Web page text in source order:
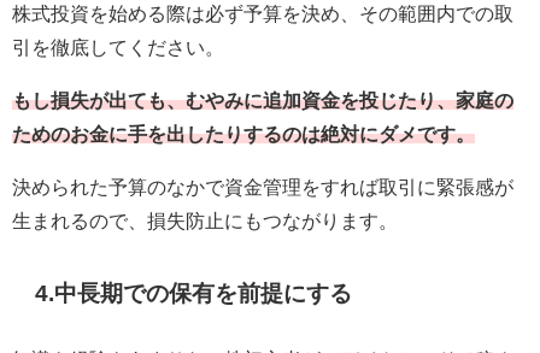
株式投資を始める際は必ず予算を決め、その範囲内での取
引を徹底してください。
もし損失が出ても、むやみに追加資金を投じたり、家庭の
ためのお金に手を出したりするのは絶対にダメです。
決められた予算のなかで資金管理をすれば取引に緊張感が
生まれるので、損失防止にもつながります。
4.中長期での保有を前提にする